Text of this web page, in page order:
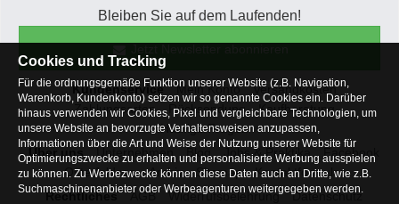
Bleiben Sie auf dem Laufenden!
Kundenservice Mein Konto
Versandkosten
Zahlungsarten
Rücksendung
Kaufberatung
Häufige Fragen
Über uns
Unternehmen Blog Jobs & Praktika
Facebook
Osterfeldsee
Archiv Sitemap
Kontaktformular
Rechtliches
AGB Widerrufsbelehrung
Datenschutz
Cookies und Tracking
Für die ordnungsgemäße Funktion unserer Website (z.B. Navigation,
Warenkorb, Kundenkonto) setzen wir so genannte Cookies ein. Darüber
hinaus verwenden wir Cookies, Pixel und vergleichbare Technologien, um
unsere Website an bevorzugte Verhaltensweisen anzupassen,
Informationen über die Art und Weise der Nutzung unserer Website für
Optimierungszwecke zu erhalten und personalisierte Werbung ausspielen
zu können. Zu Werbezwecke können diese Daten auch an Dritte, wie z.B.
Suchmaschinenanbieter oder Werbeagenturen weitergegeben werden.